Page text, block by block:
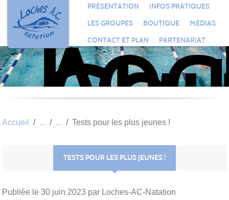
PRÉSENTATION
INFOS PRATIQUES
LES GROUPES
BOUTIQUE
MÉDIAS
CONTACT ET PLAN
PARTENARIAT
Accueil Tests pour les plus jeunes !
TESTS POUR LES PLUS JEUNES !
Publiée le 30 juin 2023 par Loches-AC-Natation
Panneau de gestion des cookies